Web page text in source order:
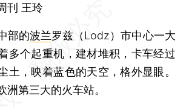
刊 王玲
部的波兰罗兹（Lodz）市中心一大
多个起重机，建材堆积，卡车经过
土，映着蓝色的天空，格外显眼。
洲第三大的火车站。